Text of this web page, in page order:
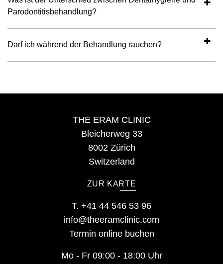
Parodontitisbehandlung?
Darf ich während der Behandlung rauchen?
THE ERAM CLINIC
Bleicherweg 33
8002 Zürich
Switzerland
ZUR KARTE
T. +41 44 546 53 96
info@theeramclinic.com
Termin online buchen
Mo - Fr 09:00 - 18:00 Uhr